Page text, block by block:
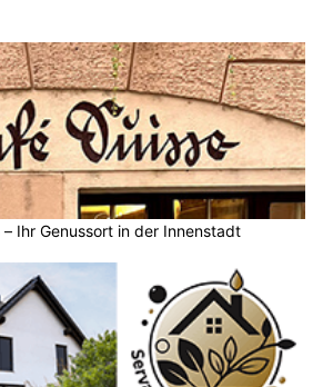
Ihr Genussort in der Innenstadt